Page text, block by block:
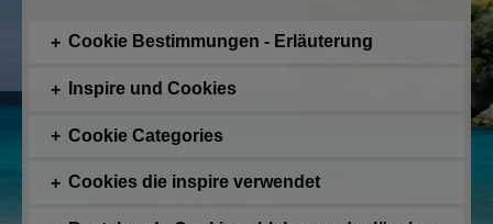
Cookie Bestimmungen - Erläuterung
Inspire und Cookies
Cookie Categories
Cookies die inspire verwendet